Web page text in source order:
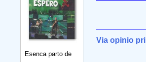
Esenca parto de
Via opinio pri